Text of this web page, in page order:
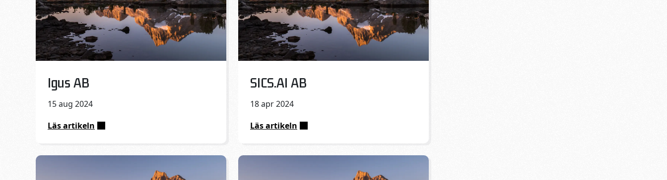
Igus AB
Published on:
15 aug 2024
Läs artikeln
:
AB
SICS.AI AB
Published on:
18 apr 2024
Läs artikeln
:
AB